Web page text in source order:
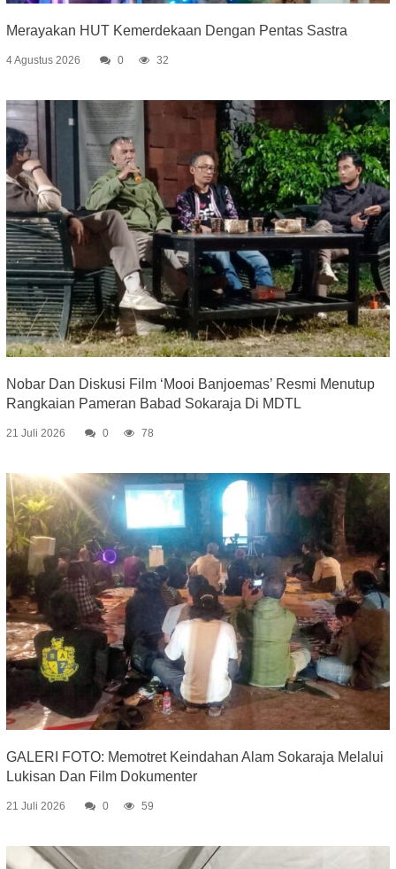
Merayakan HUT Kemerdekaan Dengan Pentas Sastra
4 Agustus 2026 0 32
Nobar Dan Diskusi Film ‘Mooi Banjoemas’ Resmi Menutup
Rangkaian Pameran Babad Sokaraja Di MDTL
21 Juli 2026 0 78
GALERI FOTO: Memotret Keindahan Alam Sokaraja Melalui
Lukisan Dan Film Dokumenter
21 Juli 2026 0 59